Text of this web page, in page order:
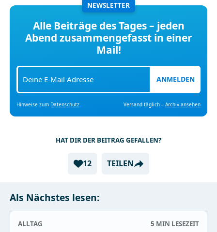
NEWSLETTER
Alle Beiträge des Tages – jeden
Abend zusammengefasst in einer
Mail!
ANMELDEN
Hinweise zum Datenschutz Versand täglich – Archiv ansehen
HAT DIR DER BEITRAG GEFALLEN?
12 TEILEN
Als Nächstes lesen:
ALLTAG 5 MIN LESEZEIT